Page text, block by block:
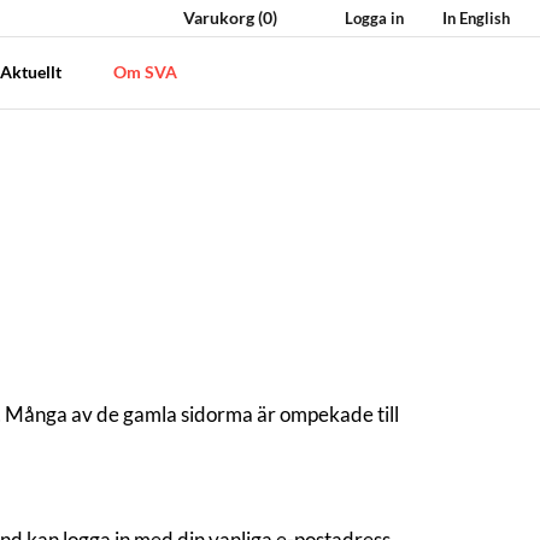
Varukorg(0) Logga in In English
Aktuellt Om SVA
av de gamla sidorma är ompekade till